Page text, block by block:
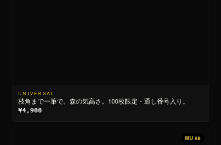
UNIVERSAL
枝角まで一筆で。森の気高さ。100枚限定・通し番号入り。
¥4,900
MU 98